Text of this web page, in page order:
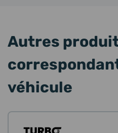
Autres
véhicule